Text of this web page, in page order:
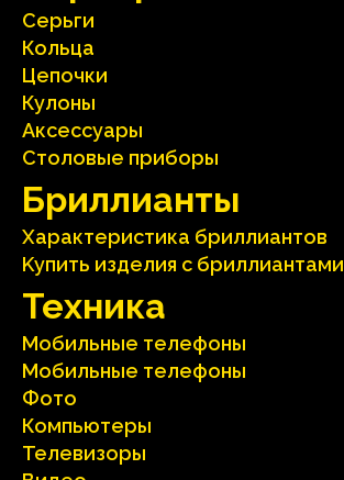
Серьги
Кольца
Цепочки
Кулоны
Аксесcуары
Столовые приборы
Бриллианты
Характеристика бриллиантoв
Kупить изделия c бриллиантами
Техника
Мобильные телефоны
Мобильные телефоны
Фото
Компьютеры
Телевизоры